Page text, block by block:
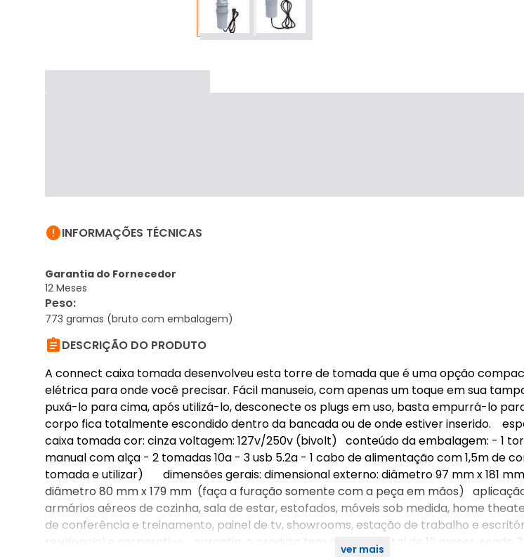
INFORMAÇÕES TÉCNICAS
Garantia do Fornecedor
12 Meses
Peso:
773 gramas (bruto com embalagem)
DESCRIÇÃO DO PRODUTO
A connect caixa tomada desenvolveu esta torre de tomada que é uma opção
elétrica para onde você precisar. Fácil manuseio, com apenas um toque em sua
puxá-lo para cima, após utilizá-lo, desconecte os plugs em uso, basta empurrá-lo
corpo fica totalmente escondido dentro da bancada ou de onde estiver inserido.
caixa tomada cor: cinza voltagem: 127v/250v (bivolt) conteúdo da embalagem: - 1
manual com alça - 2 tomadas 10a - 3 usb 5.2a - 1 cabo de alimentação com 1,5m de
tomada e utilizar) dimensões gerais: dimensional externo: diâmetro 97 mm x 181
diâmetro 80 mm x 179 mm (faça a furação somente com a peça em mãos)
armários aéreos de cozinha, sala de estar, estofados, móveis sob medida, home
de conferência e treinamento, painel de tv, showrooms, estação de trabalho e
residencial e corporativo. garantia: o produto tem garantia total de 12 meses, sendo 3
ver mais